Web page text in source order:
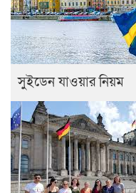
সুইডেন যাওয়ার নিয়ম